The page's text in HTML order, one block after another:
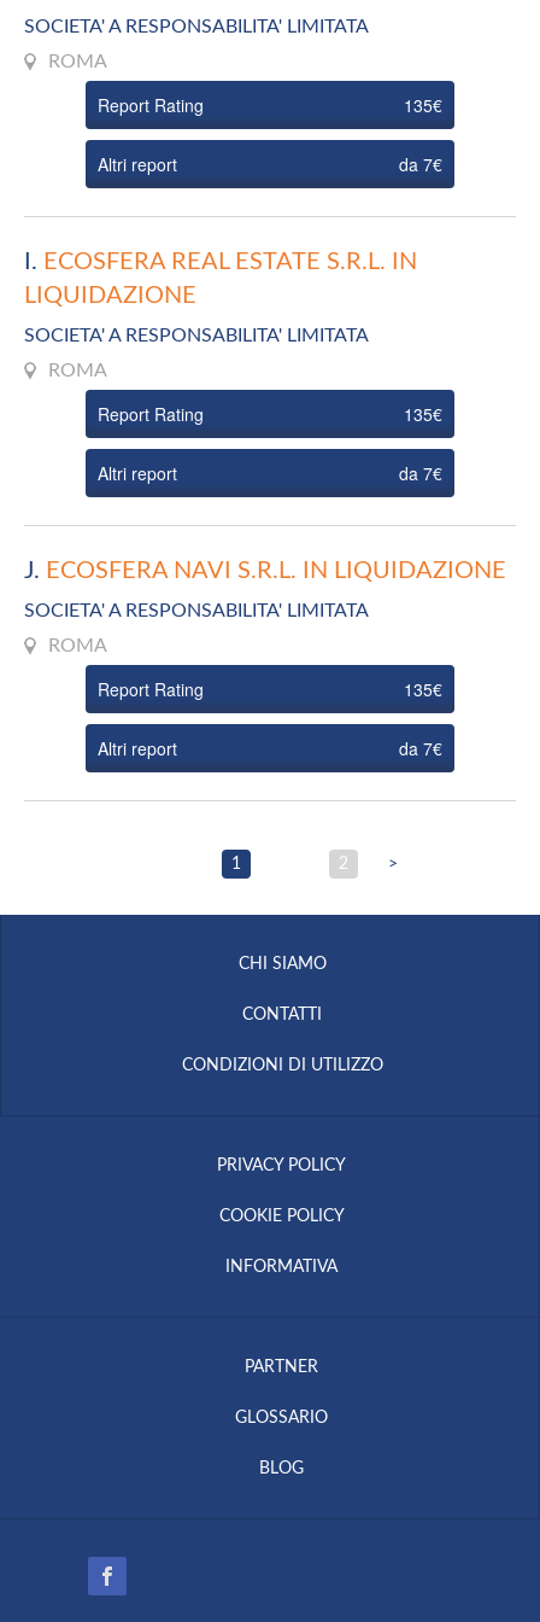
SOCIETA' A RESPONSABILITA' LIMITATA
ROMA
Report Rating 135€
Altri report da 7€
I. ECOSFERA REAL ESTATE S.R.L. IN
LIQUIDAZIONE
SOCIETA' A RESPONSABILITA' LIMITATA
ROMA
Report Rating 135€
Altri report da 7€
J. ECOSFERA NAVI S.R.L. IN LIQUIDAZIONE
SOCIETA' A RESPONSABILITA' LIMITATA
ROMA
Report Rating 135€
Altri report da 7€
1 2 >
CHI SIAMO
CONTATTI
CONDIZIONI DI UTILIZZO
PRIVACY POLICY
COOKIE POLICY
INFORMATIVA
PARTNER
GLOSSARIO
BLOG